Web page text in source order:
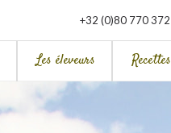
+32 (0)80 770 372
Les éleveurs Recettes